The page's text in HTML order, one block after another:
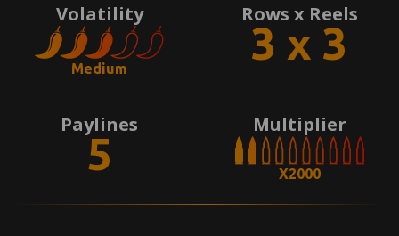
Volatility
Medium
Rows x Reels
3 x 3
Paylines
5
Multiplier
X2000